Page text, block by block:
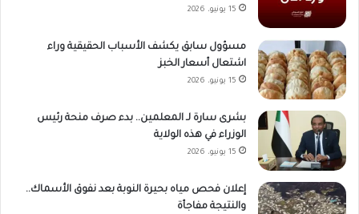
15 يونيو، 2026
مسؤول سابق يكشف الأسباب الحقيقية وراء
اشتعال أسعار الخبز
15 يونيو، 2026
بشرى سارة لـ المعلمين.. بدء صرف منحة رئيس
الوزراء في هذه الولاية
15 يونيو، 2026
إعلان فحص مياه بحيرة النوبة بعد نفوق الأسماك..
والنتيجة مفاجأة